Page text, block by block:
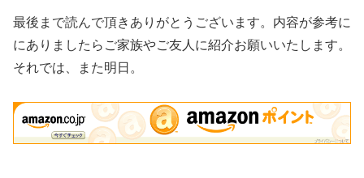
最後まで読んで頂きありがとうございます。内容が参考に
にありましたらご家族やご友人に紹介お願いいたします。
それでは、また明日。